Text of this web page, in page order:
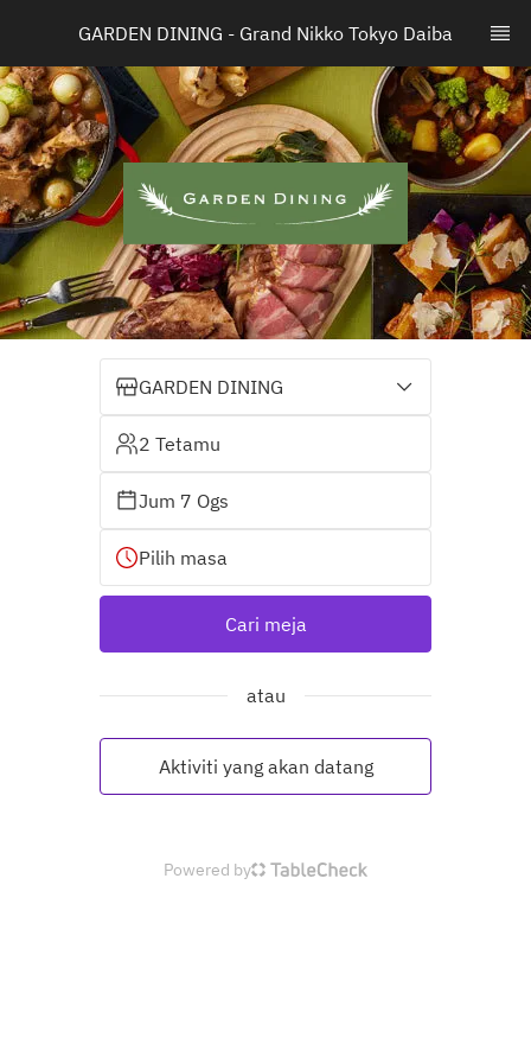
GARDEN DINING - Grand Nikko Tokyo Daiba
GARDEN DINING
2 Tetamu
Jum 7 Ogs
Pilih masa
Cari meja
atau
Aktiviti yang akan datang
Powered by